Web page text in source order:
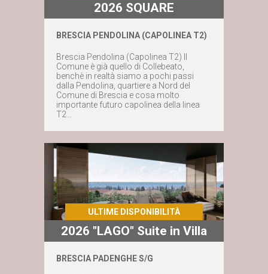
Maggiori dettagli
Contattaci subito
2026 SQUARE
BRESCIA PENDOLINA (CAPOLINEA T2)
Brescia Pendolina (Capolinea T2) Il
Comune è già quello di Collebeato,
benchè in realtà siamo a pochi passi
dalla Pendolina, quartiere a Nord del
Comune di Brescia e cosa molto
importante futuro capolinea della linea
T2...
ULTIME DISPONIBILITÀ
2026 "LAGO" Suite in Villa
BRESCIA PADENGHE S/G